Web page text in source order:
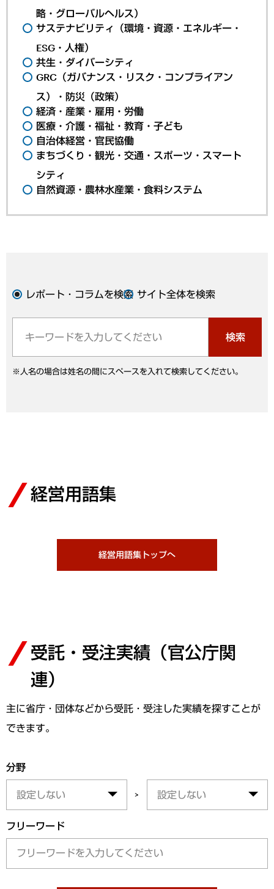
略・グローバルヘルス）
サステナビリティ（環境・資源・エネルギー・
ESG・人権）
共生・ダイバーシティ
GRC（ガバナンス・リスク・コンプライアン
ス）・防災（政策）
経済・産業・雇用・労働
医療・介護・福祉・教育・子ども
自治体経営・官民協働
まちづくり・観光・交通・スポーツ・スマート
シティ
自然資源・農林水産業・食料システム
レポート・コラムを検索 サイト全体を検索
検索
※人名の場合は姓名の間にスペースを入れて検索してください。
経営用語集
経営用語集トップへ
受託・受注実績（官公庁関
連）
主に省庁・団体などから受託・受注した実績を探すことが
できます。
分野
>
フリーワード